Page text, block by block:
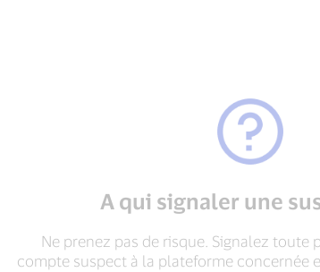
A qui signaler une
Ne prenez pas de risque. Signalez toute
compte suspect à la plateforme concernée